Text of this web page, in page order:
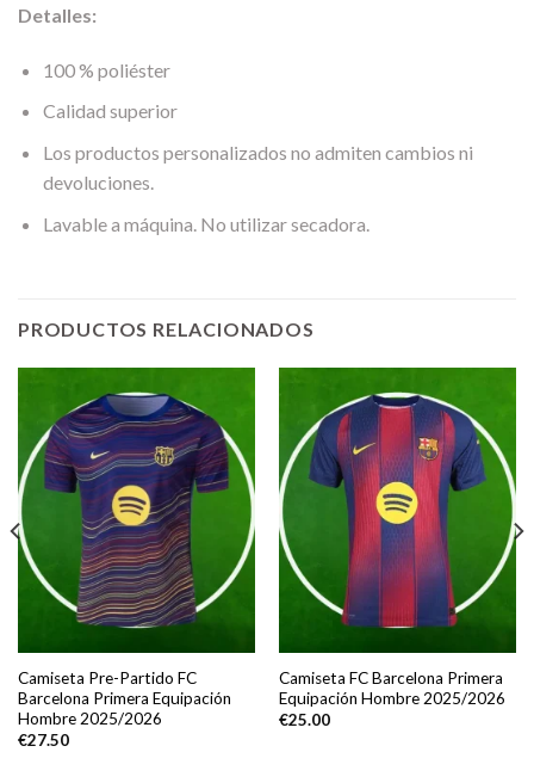
Detalles:
100 % poliéster
Calidad superior
Los productos personalizados no admiten cambios ni
devoluciones.
Lavable a máquina. No utilizar secadora.
PRODUCTOS RELACIONADOS
Camiseta Pre-Partido FC
Barcelona Primera Equipación
Hombre 2025/2026
€27.50
Camiseta FC Barcelona Primera
Equipación Hombre 2025/2026
€25.00